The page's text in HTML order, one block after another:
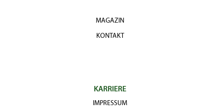
MAGAZIN
KONTAKT
KARRIERE
IMPRESSUM